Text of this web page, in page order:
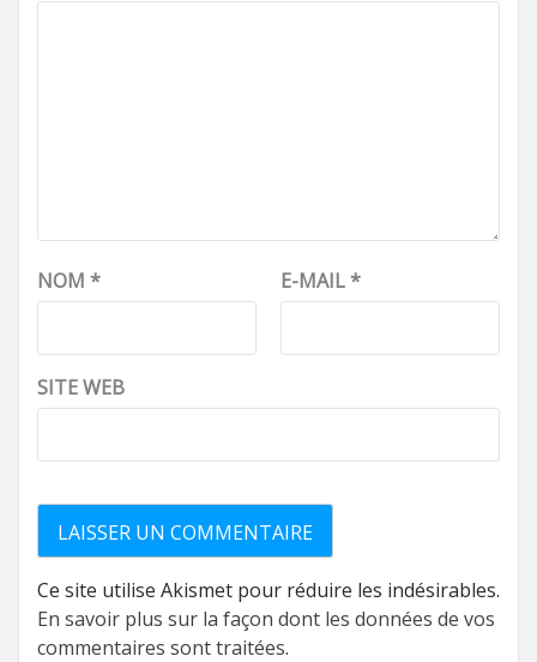
NOM * E-MAIL*
SITE WEB
Ce site utilise Akismet pour réduire les indésirables.
En savoir plus sur la façon dont les données de vos
commentaires sont traitées.